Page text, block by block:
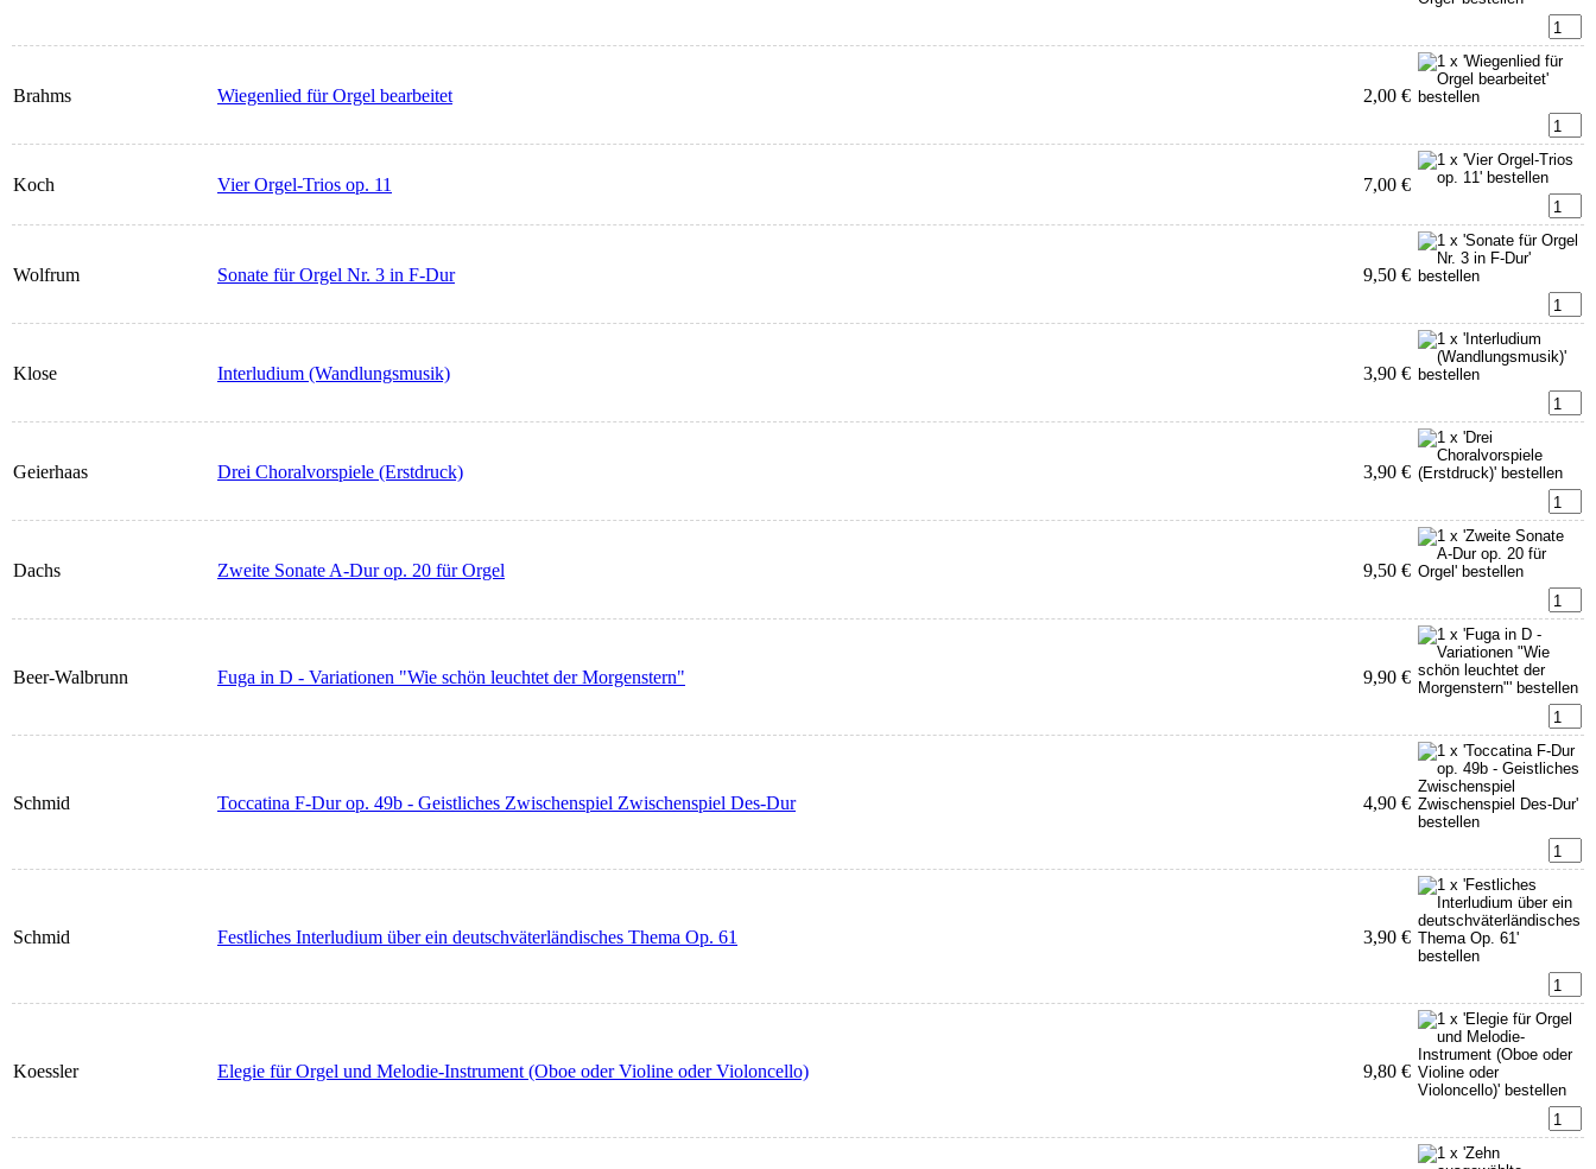
Brahms Wiegenlied für Orgel bearbeitet 2,00 €
Koch Vier Orgel-Trios op. 11 7,00 €
Wolfrum Sonate für Orgel Nr. 3 in F-Dur 9,50 €
Klose Interludium (Wandlungsmusik) 3,90 €
Geierhaas Drei Choralvorspiele (Erstdruck) 3,90 €
Dachs Zweite Sonate A-Dur op. 20 für Orgel 9,50 €
Beer-Walbrunn Fuga in D - Variationen "Wie schön leuchtet der Morgenstern" 9,90 €
Schmid Toccatina F-Dur op. 49b - Geistliches Zwischenspiel Zwischenspiel Des-Dur 4,90 €
Schmid Festliches Interludium über ein deutschväterländisches Thema Op. 61 3,90 €
Koessler Elegie für Orgel und Melodie-Instrument (Oboe oder Violine oder Violoncello) 9,80 €